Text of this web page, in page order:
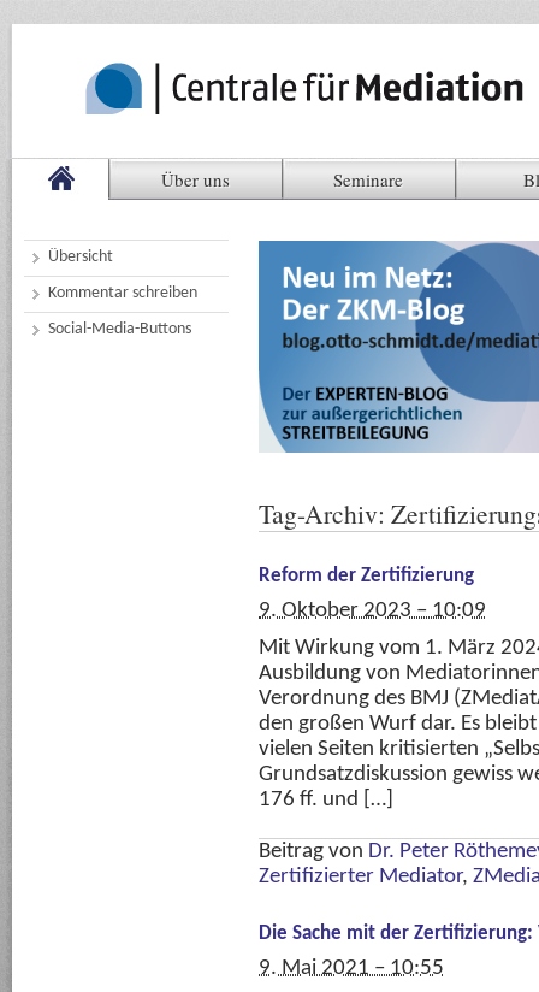
Über uns Seminare
Übersicht
Kommentar schreiben
Social-Media-Buttons
Tag-Archiv:
Reform der Zertifizierung
9. Oktober 2023 – 10:09
Mit Wirkung vom 1. März
Ausbildung von
Verordnung des BMJ
den großen Wurf dar. Es
vielen Seiten kritisierten
Grundsatzdiskussion gewiss
176 ff. und […]
Beitrag von Dr. Peter
Zertifizierter Mediator,
Die Sache mit der
9. Mai 2021 – 10:55